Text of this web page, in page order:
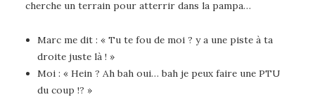
cherche un terrain pour atterrir dans la pampa…
Marc me dit : « Tu te fou de moi ? y a une piste à ta
droite juste là ! »
Moi : « Hein ? Ah bah oui… bah je peux faire une PTU
du coup !? »